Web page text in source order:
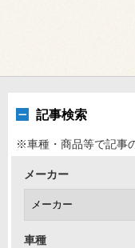
記事検索
※車種・商品等で記事
メーカー
車種